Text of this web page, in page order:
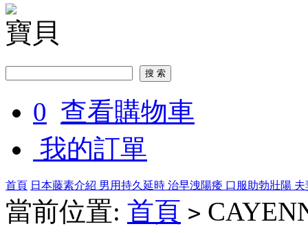
寶貝
0 查看購物車
我的訂單
首頁 日本藤素介紹 男用持久延時 治早洩陽痿 口服助勃壯陽
當前位置: 首頁 >